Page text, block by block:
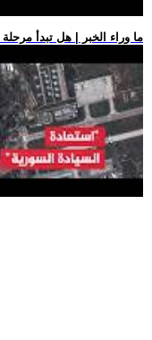
.. ما وراء الخبر | هل تبدأ